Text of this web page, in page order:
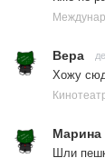
Вера
Хожу
Марина
Шли